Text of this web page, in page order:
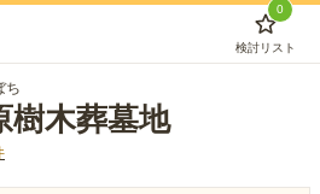
0
検討リスト
ち
樹木葬墓地